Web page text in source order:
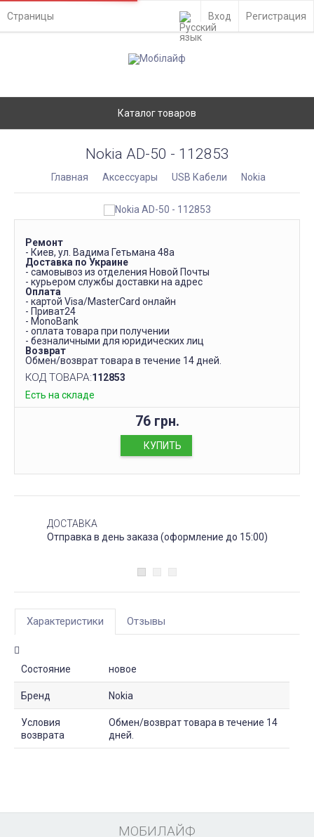
Страницы Вход Регистрация
Каталог товаров
Nokia AD-50 - 112853
Главная Аксессуары USB Кабели Nokia
Ремонт
- Киев, ул. Вадима Гетьмана 48а
Доставка по Украине
- самовывоз из отделения Новой Почты
- курьером службы доставки на адрес
Оплата
- картой Visa/MasterCard онлайн
- Приват24
- MonoBank
- оплата товара при получении
- безналичными для юридических лиц
Возврат
Обмен/возврат товара в течение 14 дней.
КОД ТОВАРА:112853
Есть на складе
76 грн.
КУПИТЬ
ДОСТАВКА
Отправка в день заказа (оформление до 15:00)
Характеристики Отзывы
Состояние новое
Бренд Nokia
Условия
возврата
Обмен/возврат товара в течение 14
дней.
МОБИЛАЙФ